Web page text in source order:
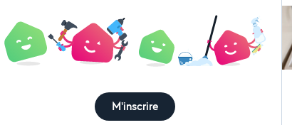
M'inscrire